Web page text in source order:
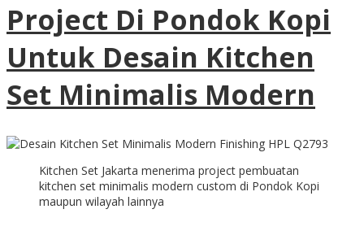
Project Di Pondok Kopi
Untuk Desain Kitchen
Set Minimalis Modern
Kitchen Set Jakarta menerima project pembuatan
kitchen set minimalis modern custom di Pondok Kopi
maupun wilayah lainnya